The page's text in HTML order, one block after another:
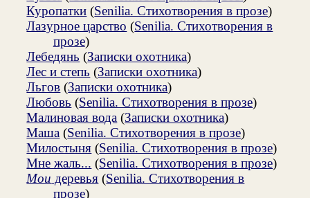
Куропатки (Senilia. Стихотворения в прозе)
Лазурное царство (Senilia. Стихотворения в
прозе)
Лебедянь (Записки охотника)
Лес и степь (Записки охотника)
Льгов (Записки охотника)
Любовь (Senilia. Стихотворения в прозе)
Малиновая вода (Записки охотника)
Маша (Senilia. Стихотворения в прозе)
Милостыня (Senilia. Стихотворения в прозе)
Мне жаль... (Senilia. Стихотворения в прозе)
Мои деревья (Senilia. Стихотворения в
прозе)